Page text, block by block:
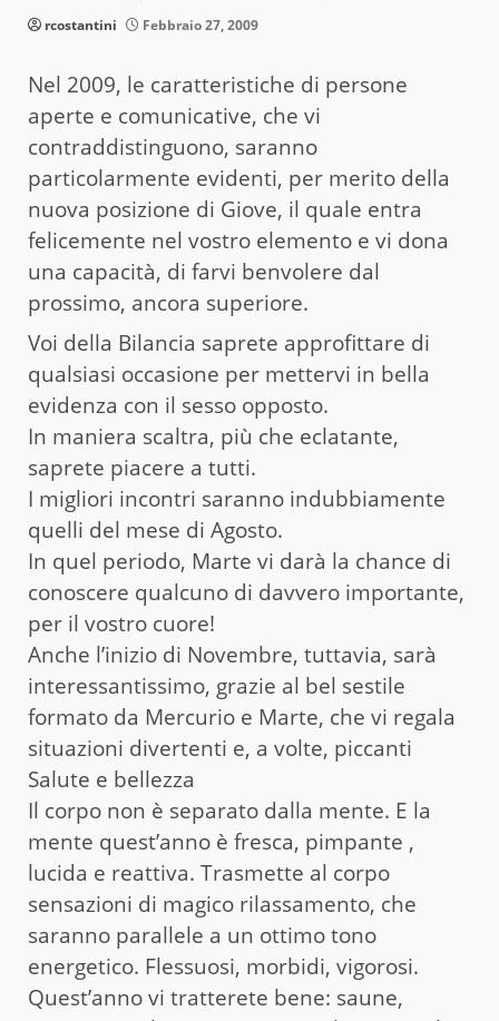
rcostantini Febbraio 27, 2009
Nel 2009, le caratteristiche di persone
aperte e comunicative, che vi
contraddistinguono, saranno
particolarmente evidenti, per merito della
nuova posizione di Giove, il quale entra
felicemente nel vostro elemento e vi dona
una capacità, di farvi benvolere dal
prossimo, ancora superiore.
Voi della Bilancia saprete approfittare di
qualsiasi occasione per mettervi in bella
evidenza con il sesso opposto.
In maniera scaltra, più che eclatante,
saprete piacere a tutti.
I migliori incontri saranno indubbiamente
quelli del mese di Agosto.
In quel periodo, Marte vi darà la chance di
conoscere qualcuno di davvero importante,
per il vostro cuore!
Anche l’inizio di Novembre, tuttavia, sarà
interessantissimo, grazie al bel sestile
formato da Mercurio e Marte, che vi regala
situazioni divertenti e, a volte, piccanti
Salute e bellezza
Il corpo non è separato dalla mente. E la
mente quest’anno è fresca, pimpante ,
lucida e reattiva. Trasmette al corpo
sensazioni di magico rilassamento, che
saranno parallele a un ottimo tono
energetico. Flessuosi, morbidi, vigorosi.
Quest’anno vi tratterete bene: saune,